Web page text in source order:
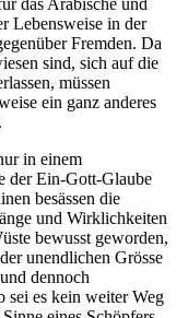
das Arabische und
Lebensweise in der
Fremden. Da
sind, sich auf die
müssen
ein ganz anderes
in einem
der Ein-Gott-Glaube
besässen die
und Wirklichkeiten
bewusst geworden,
unendlichen Grösse
dennoch
sei es kein weiter Weg